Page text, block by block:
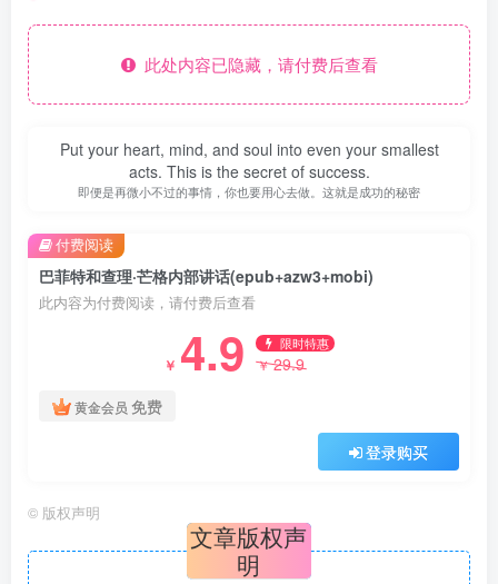
此处内容已隐藏，请付费后查看
Put your heart, mind, and soul into even your smallest
acts. This is the secret of success.
即便是再微小不过的事情，你也要用心去做。这就是成功的秘密
巴菲特和查理·芒格内部讲话(epub+azw3+mobi)
此内容为付费阅读，请付费后查看
￥ 4.9 限时特惠
￥29.9
黄金会员 免费
登录购买
付费阅读
© 版权声明
文章版权声
明